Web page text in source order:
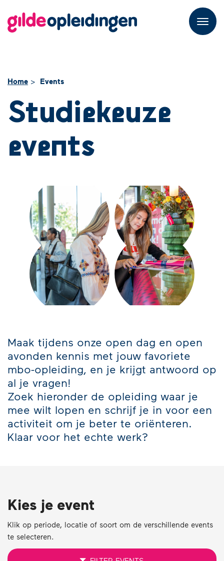
Home
Events
Studiekeuze
events
Maak tijdens onze open dag en open
avonden kennis met jouw favoriete
mbo-opleiding, en je krijgt antwoord op
al je vragen!
Zoek hieronder de opleiding waar je
mee wilt lopen en schrijf je in voor een
activiteit om je beter te oriënteren.
Klaar voor het echte werk?
Kies je event
Klik op periode, locatie of soort om de verschillende events
te selecteren.